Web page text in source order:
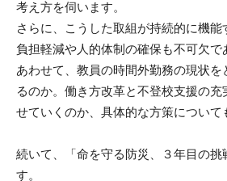
考え方を伺います。
さらに、こうした取組が持続的に機
負担軽減や人的体制の確保も不可欠で
あわせて、教員の時間外勤務の現状
るのか。働き方改革と不登校支援の充
せていくのか、具体的な方策について
続いて、「命を守る防災、３年目の挑
す。